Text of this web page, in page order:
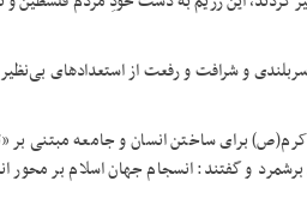
سربلندی و شرافت و رفعت از استعدادهای
برای ساختن انسان و جامعه مبتنی بر
و گفتند: انسجام جهان اسلام بر